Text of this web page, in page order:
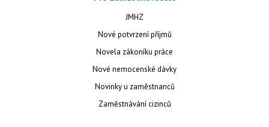
JMHZ
Nové potvrzení příjmů
Novela zákoníku práce
Nové nemocenské dávky
Novinky u zaměstnanců
Zaměstnávání cizinců